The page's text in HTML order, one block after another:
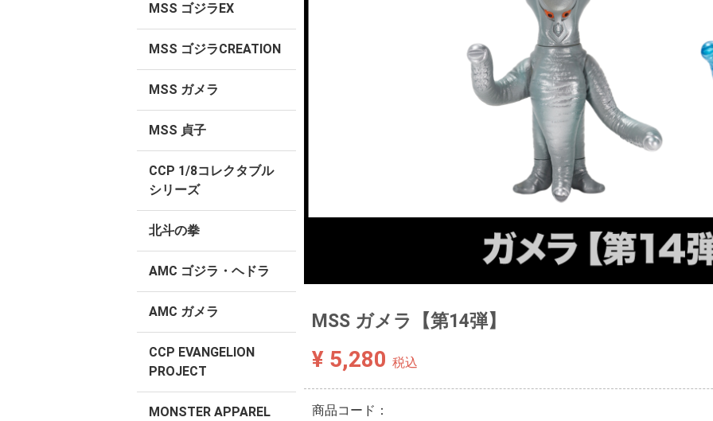
MSS ガメラ【第14弾】
¥ 5,280 税込
商品コード：
MSS ゴジラEX
MSS ゴジラCREATION
MSS ガメラ
MSS 貞子
CCP 1/8コレクタブル
シリーズ
北斗の拳
AMC ゴジラ・ヘドラ
AMC ガメラ
CCP EVANGELION
PROJECT
MONSTER APPAREL